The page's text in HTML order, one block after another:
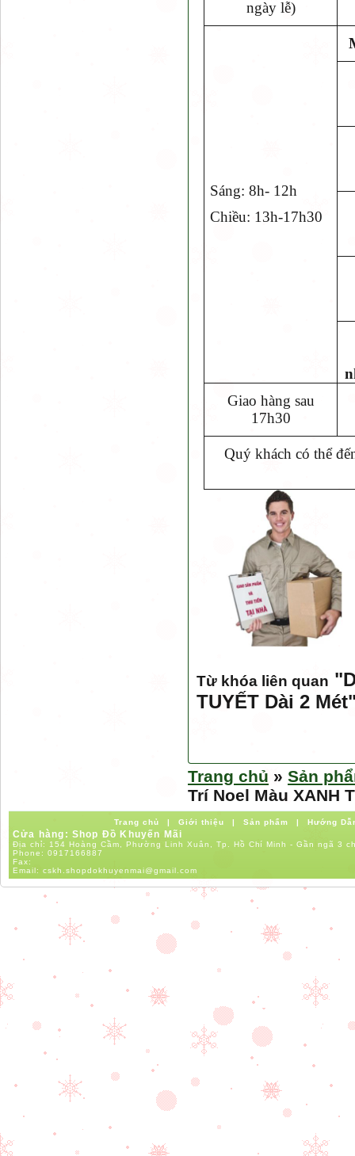
ngày lễ)
Sáng: 8h- 12h
Chiều: 13h-17h30
Giao hàng sau
17h30
Quý khách có thể
Từ khóa liên quan "
TUYẾT Dài 2 Mét
Trang chủ » Sản
Trí Noel Màu XANH
Trang chủ | Giới thiệu | Sản phẩm | Hướng
Cửa hàng: Shop Đồ Khuyến Mãi
Địa chỉ: 154 Hoàng Cầm, Phường Linh Xuân, Tp. Hồ Chí Minh - Gần ngã 3
Phone: 0917166887
Fax:
Email: cskh.shopdokhuyenmai@gmail.com